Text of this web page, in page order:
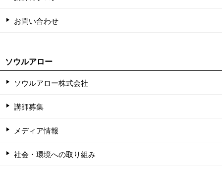
お問い合わせ
ソウルアロー
ソウルアロー株式会社
講師募集
メディア情報
社会・環境への取り組み